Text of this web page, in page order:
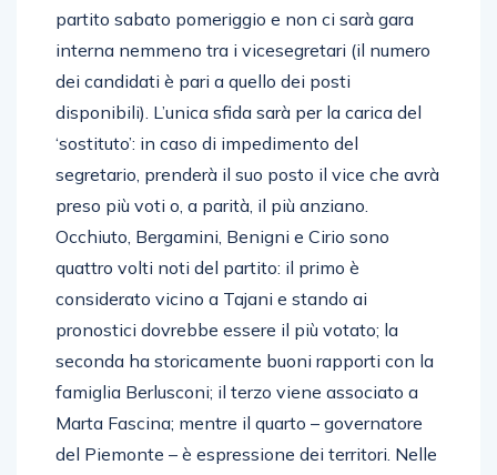
partito sabato pomeriggio e non ci sarà gara
interna nemmeno tra i vicesegretari (il numero
dei candidati è pari a quello dei posti
disponibili). L’unica sfida sarà per la carica del
‘sostituto’: in caso di impedimento del
segretario, prenderà il suo posto il vice che avrà
preso più voti o, a parità, il più anziano.
Occhiuto, Bergamini, Benigni e Cirio sono
quattro volti noti del partito: il primo è
considerato vicino a Tajani e stando ai
pronostici dovrebbe essere il più votato; la
seconda ha storicamente buoni rapporti con la
famiglia Berlusconi; il terzo viene associato a
Marta Fascina; mentre il quarto – governatore
del Piemonte – è espressione dei territori. Nelle